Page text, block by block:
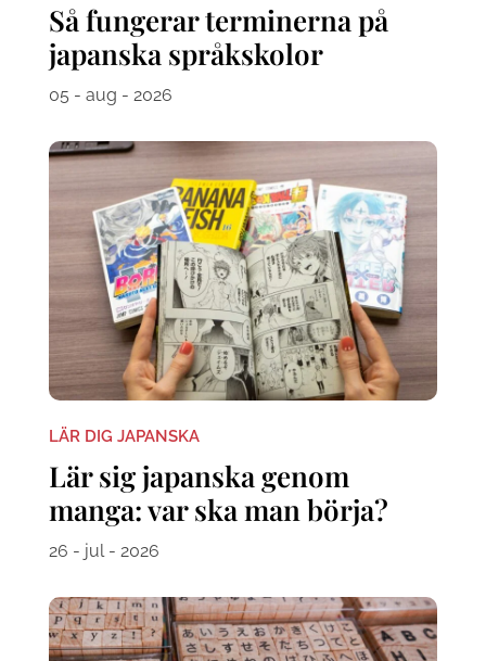
Så fungerar terminerna på
japanska språkskolor
05 - aug - 2026
LÄR DIG JAPANSKA
Lär sig japanska genom
manga: var ska man börja?
26 - jul - 2026